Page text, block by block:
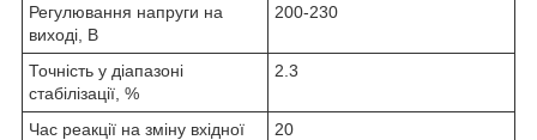
Регулювання напруги на
виході, В
200-230
Точність у діапазоні
стабілізації, %
2.3
Час реакції на зміну вхідної
20